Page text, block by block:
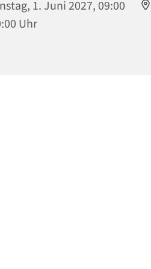
1. Juni 2027, 09:00
Uhr